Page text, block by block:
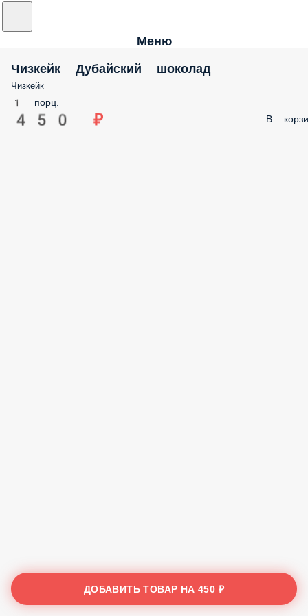
Меню
Чизкейк Дубайский шоколад
Чизкейк
1 порц.
450 ₽ В
ДОБАВИТЬ ТОВАР НА450 ₽